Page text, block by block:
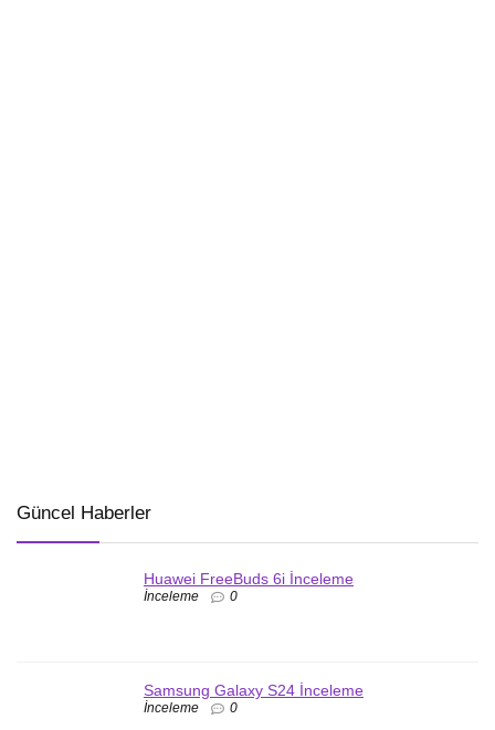
Güncel Haberler
Huawei FreeBuds 6i İnceleme
İnceleme 0
Samsung Galaxy S24 İnceleme
İnceleme 0